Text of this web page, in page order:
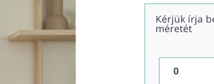
Kérjük írja
méretét